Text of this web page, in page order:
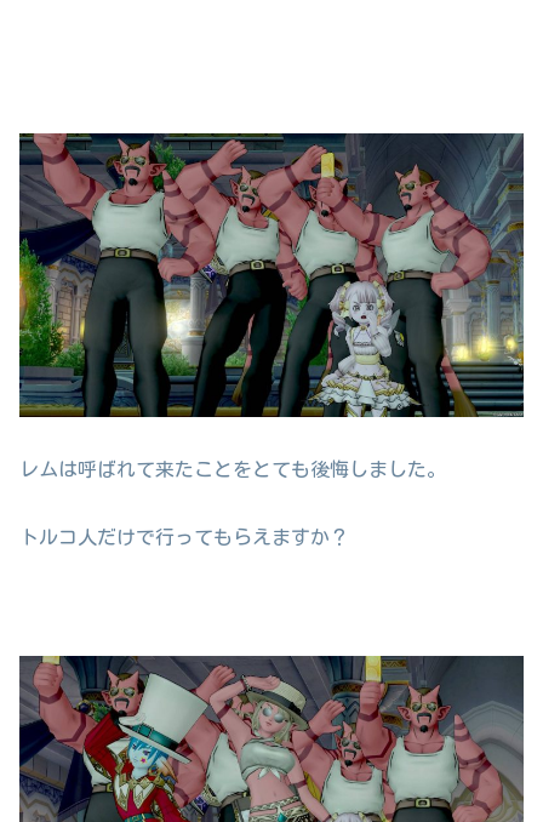
レムは呼ばれて来たことをとても後悔しました。
トルコ人だけで行ってもらえますか？